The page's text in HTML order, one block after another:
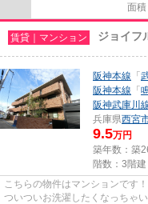
面
賃貸｜マンション ジョイフ
阪神本線 「
阪神本線 「
阪神武庫川
兵庫県西宮
9.5万円
築年数：築
階数：3階建
こちらの物件はマンションです
ついついお洗濯したくなっちゃ